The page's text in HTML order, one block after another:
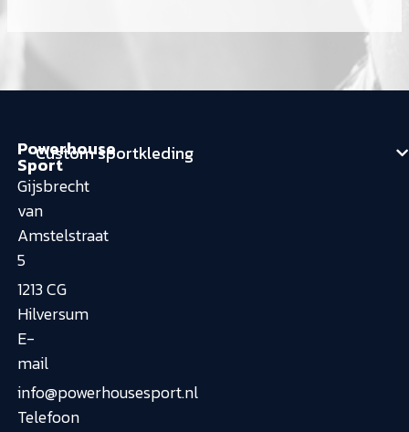
Powerhouse
Sport
Gijsbrecht
van
Amstelstraat
5
1213 CG
Hilversum
E-
mail
info@powerhousesport.nl
Telefoon
Custom sportkleding